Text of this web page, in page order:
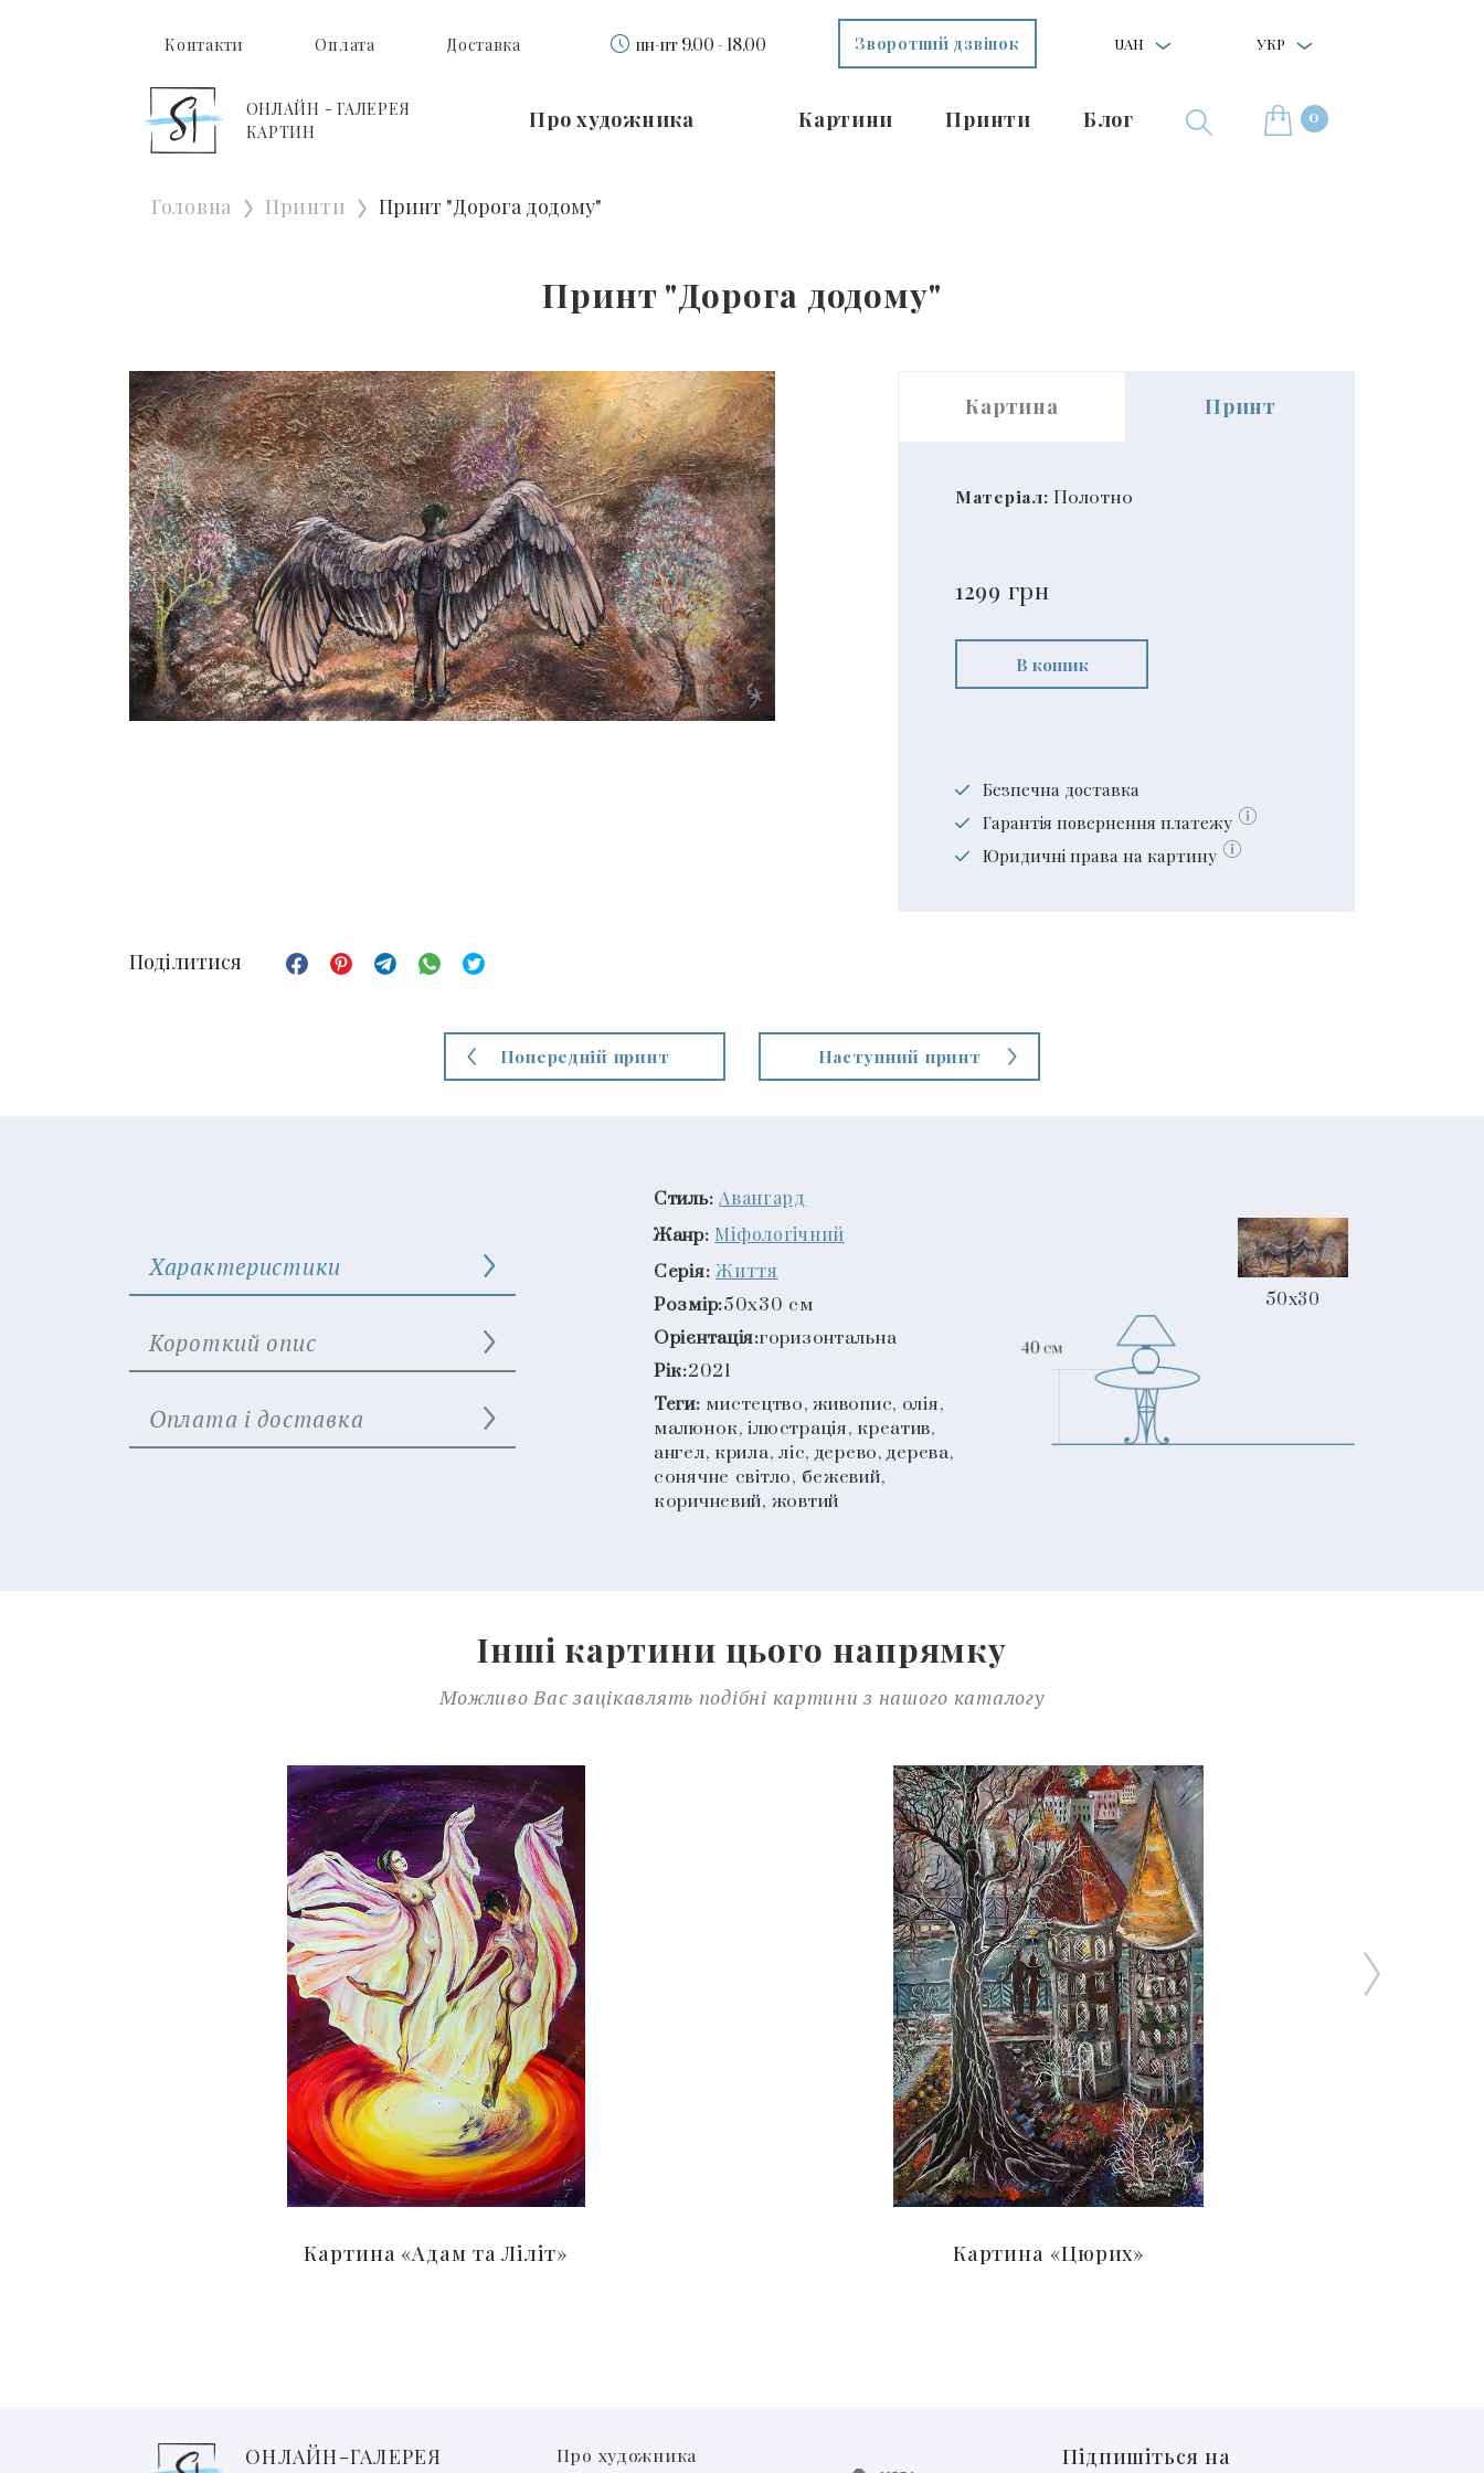
Контакти Оплата Доставка пн-пт 9.00 - 18.00 Зворотний дзвінок UAH УКР
ОНЛАЙН - ГАЛЕРЕЯ
КАРТИН
Про художника Картини Принти Блог 0
Головна Принти Принт "Дорога додому"
Принт "Дорога додому"
Картина Принт
Матеріал: Полотно
1299 грн
В кошик
Безпечна доставка
Гарантія повернення платежу
Юридичні права на картину
Поділитися
Попередній принт Наступний принт
Характеристики
Короткий опис
Оплата і доставка
Стиль: Авангард
Жанр: Міфологічний
Серія: Життя
Розмір:50x30 см
Орієнтація:горизонтальна
Рік:2021
Теги: мистецтво, живопис, олія,
малюнок, ілюстрація, креатив,
ангел, крила, ліс, дерево, дерева,
сонячне світло, бежевий,
коричневий, жовтий
50x30
Інші картини цього напрямку
Можливо Вас зацікавлять подібні картини з нашого каталогу
Картина «Адам та Ліліт» Картина «Цюрих»
ОНЛАЙН-ГАЛЕРЕЯ
Про художника
Підпишіться на